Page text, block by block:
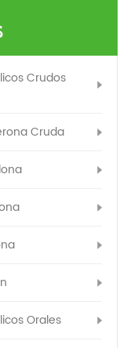
Crudos
Cruda
Orales